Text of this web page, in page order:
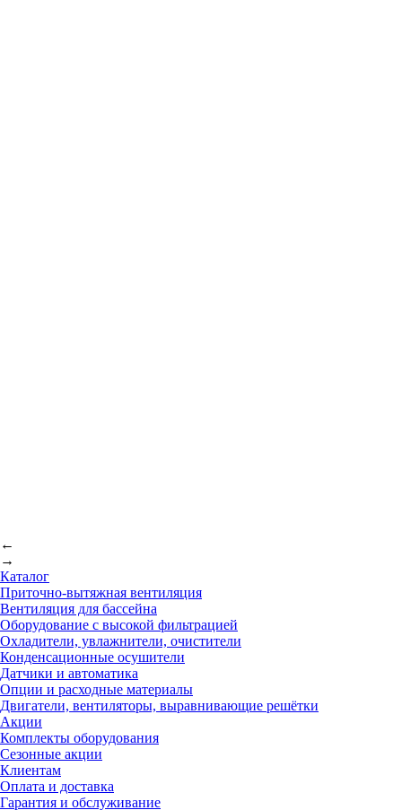
←
→
Каталог
Приточно-вытяжная вентиляция
Вентиляция для бассейна
Оборудование с высокой фильтрацией
Охладители, увлажнители, очистители
Конденсационные осушители
Датчики и автоматика
Опции и расходные материалы
Двигатели, вентиляторы, выравнивающие решётки
Акции
Комплекты оборудования
Сезонные акции
Клиентам
Оплата и доставка
Гарантия и обслуживание